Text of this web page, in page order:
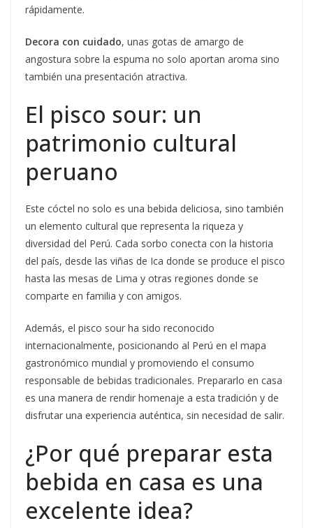
rápidamente.
Decora con cuidado, unas gotas de amargo de
angostura sobre la espuma no solo aportan aroma sino
también una presentación atractiva.
El pisco sour: un
patrimonio cultural
peruano
Este cóctel no solo es una bebida deliciosa, sino también
un elemento cultural que representa la riqueza y
diversidad del Perú. Cada sorbo conecta con la historia
del país, desde las viñas de Ica donde se produce el pisco
hasta las mesas de Lima y otras regiones donde se
comparte en familia y con amigos.
Además, el pisco sour ha sido reconocido
internacionalmente, posicionando al Perú en el mapa
gastronómico mundial y promoviendo el consumo
responsable de bebidas tradicionales. Prepararlo en casa
es una manera de rendir homenaje a esta tradición y de
disfrutar una experiencia auténtica, sin necesidad de salir.
¿Por qué preparar esta
bebida en casa es una
excelente idea?